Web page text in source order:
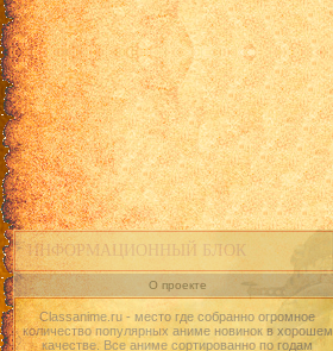
ИНФОРМАЦИОННЫЙ БЛОК
О проекте
Classanime.ru - место где собранно огромное
количество популярных аниме новинок в хорошем
качестве. Все аниме сортированно по годам